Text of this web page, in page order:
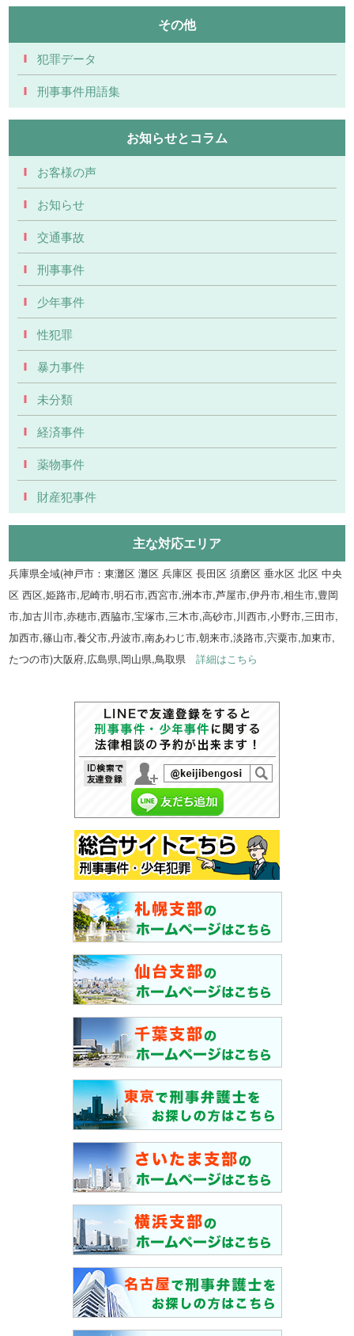
その他
犯罪データ
刑事事件用語集
お知らせとコラム
お客様の声
お知らせ
交通事故
刑事事件
少年事件
性犯罪
暴力事件
未分類
経済事件
薬物事件
財産犯事件
主な対応エリア
兵庫県全域(神戸市：東灘区 灘区 兵庫区 長田区 須磨区 垂水区 北区 中央
区 西区,姫路市,尼崎市,明石市,西宮市,洲本市,芦屋市,伊丹市,相生市,豊岡
市,加古川市,赤穂市,西脇市,宝塚市,三木市,高砂市,川西市,小野市,三田市,
加西市,篠山市,養父市,丹波市,南あわじ市,朝来市,淡路市,宍粟市,加東市,
たつの市)大阪府,広島県,岡山県,鳥取県詳細はこちら